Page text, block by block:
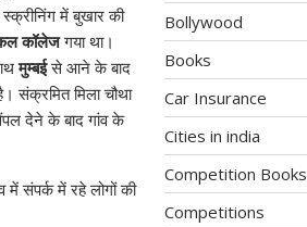
में बुखार की
कॉलेजगया था।
मुम्बईसे आने के बाद
संक्रमित मिला चौथा
देने के बाद गांव के
संपर्क में रहे लोगों की
Bollywood
Books
Car Insurance
Cities in india
Competition Books
Competitions